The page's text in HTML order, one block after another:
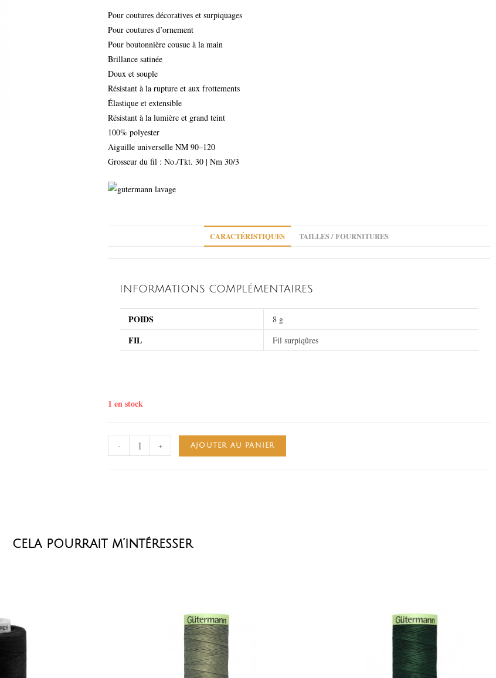
Pour coutures décoratives et surpiquages
Pour coutures d’ornement
Pour boutonnière cousue à la main
Brillance satinée
Doux et souple
Résistant à la rupture et aux frottements
Élastique et extensible
Résistant à la lumière et grand teint
100% polyester
Aiguille universelle NM 90–120
Grosseur du fil : No./Tkt. 30 | Nm 30/3
CARACTÉRISTIQUES TAILLES / FOURNITURES
INFORMATIONS COMPLÉMENTAIRES
POIDS 8 g
FIL Fil surpiqûres
1 en stock
- + AJOUTER AU PANIER
cela pourrait m’intéresser